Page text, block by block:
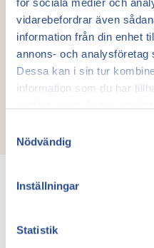
för sociala medier och
vidarebefordrar även
information från din enhet
annons- och analysföretag
Dessa kan i sin tur
information som du har
Nödvändig
Inställningar
Statistik
Abudi
Kärlkirurg
Läs mer